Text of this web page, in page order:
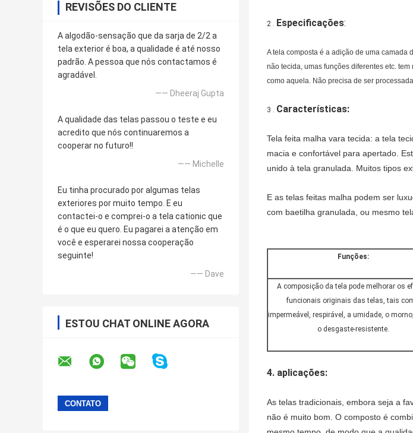
REVISÕES DO CLIENTE
A algodão-sensação que da sarja de 2/2 a
tela exterior é boa, a qualidade é até nosso
padrão. A pessoa que nós contactamos é
agradável.
—— Dheeraj Gupta
A qualidade das telas passou o teste e eu
acredito que nós continuaremos a
cooperar no futuro!!
—— Michelle
Eu tinha procurado por algumas telas
exteriores por muito tempo. E eu
contactei-o e comprei-o a tela cationic que
é o que eu quero. Eu pagarei a atenção em
você e esperarei nossa cooperação
seguinte!
—— Dave
ESTOU CHAT ONLINE AGORA
2 . Especificações:
A tela composta é a adição de uma
não tecida, umas funções diferentes etc.
como aquela. Não precisa de ser
3 . Características:
Tela feita malha vara tecida: a tela
macia e confortável para apertado.
unido à tela granulada. Muitos tipos
E as telas feitas malha podem ser
com baetilha granulada, ou mesmo
Funções:
A composição da tela pode melhorar os
funcionais originais das telas, tais
impermeável, respirável, a umidade, o
o desgaste-resistente.
4. aplicações:
As telas tradicionais, embora seja a
não é muito bom. O composto é